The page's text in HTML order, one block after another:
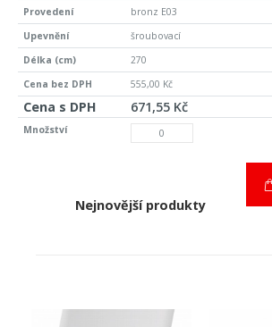
bronz E03
šroubovací
270
555,00 Kč
671,55 Kč
Nejnovější produkty